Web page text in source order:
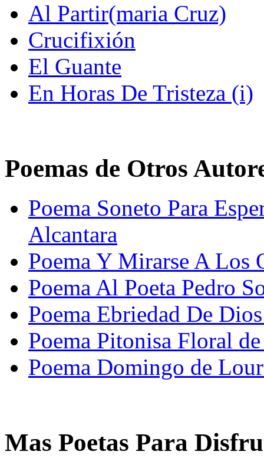
Al Partir(maria Cruz)
Crucifixión
El Guante
En Horas De Tristeza (i)
Poemas de Otros
Poema Soneto Para
Alcantara
Poema Y Mirarse A Los
Poema Al Poeta Pedro
Poema Ebriedad De
Poema Pitonisa Floral
Poema Domingo de
Mas Poetas Para